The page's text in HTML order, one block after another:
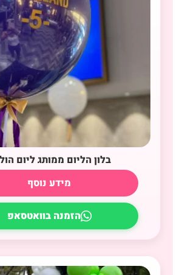
בלון הליום ממותג ליום
מידע נוסף
הזמנה בוואטסאפ